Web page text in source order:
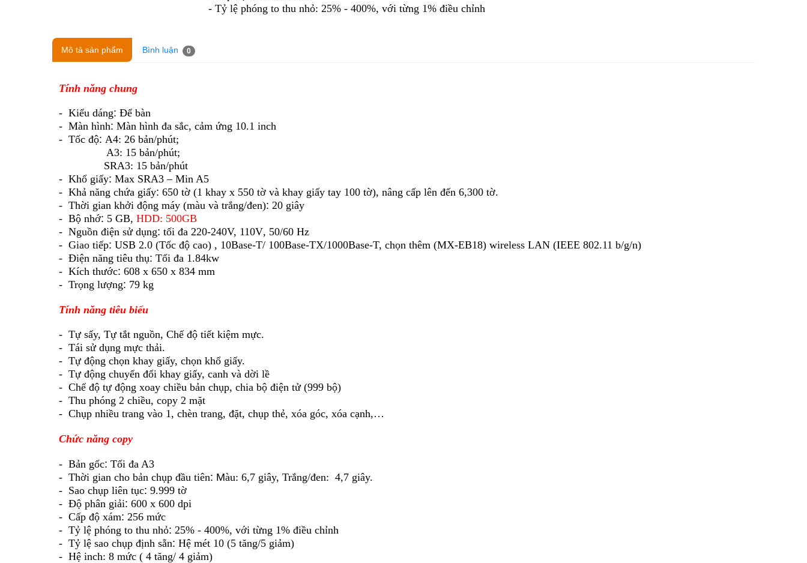
- Tỷ lệ phóng to thu nhỏ: 25% - 400%, với từng 1% điều chỉnh
Mô tả sản phẩm Bình luận 0
Tính năng chung
- Kiểu dáng: Để bàn
- Màn hình: Màn hình đa sắc, cảm ứng 10.1 inch
- Tốc độ: A4: 26 bản/phút;
A3: 15 bản/phút;
SRA3: 15 bản/phút
- Khổ giấy: Max SRA3 – Min A5
- Khả năng chứa giấy: 650 tờ (1 khay x 550 tờ và khay giấy tay 100 tờ), nâng cấp lên đến 6,300 tờ.
- Thời gian khởi động máy (màu và trắng/đen): 20 giây
- Bộ nhớ: 5 GB, HDD: 500GB
- Nguồn điện sử dụng: tối đa 220-240V, 110V, 50/60 Hz
- Giao tiếp: USB 2.0 (Tốc độ cao) , 10Base-T/ 100Base-TX/1000Base-T, chọn thêm (MX-EB18) wireless LAN (IEEE 802.11 b/g/n)
- Điện năng tiêu thụ: Tối đa 1.84kw
- Kích thước: 608 x 650 x 834 mm
- Trọng lượng: 79 kg
Tính năng tiêu biểu
- Tự sấy, Tự tắt nguồn, Chế độ tiết kiệm mực.
- Tái sử dụng mực thải.
- Tự động chọn khay giấy, chọn khổ giấy.
- Tự động chuyển đổi khay giấy, canh và dời lề
- Chế độ tự động xoay chiều bản chụp, chia bộ điện tử (999 bộ)
- Thu phóng 2 chiều, copy 2 mặt
- Chụp nhiều trang vào 1, chèn trang, đặt, chụp thẻ, xóa góc, xóa cạnh,…
Chức năng copy
- Bản gốc: Tối đa A3
- Thời gian cho bản chụp đầu tiên: Màu: 6,7 giây, Trắng/đen: 4,7 giây.
- Sao chụp liên tục: 9.999 tờ
- Độ phân giải: 600 x 600 dpi
- Cấp độ xám: 256 mức
- Tỷ lệ phóng to thu nhỏ: 25% - 400%, với từng 1% điều chỉnh
- Tỷ lệ sao chụp định sẵn: Hệ mét 10 (5 tăng/5 giảm)
- Hệ inch: 8 mức ( 4 tăng/ 4 giảm)